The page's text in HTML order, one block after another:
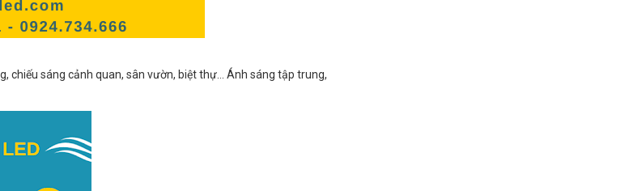
chiếu sáng cảnh quan, sân vườn, biệt thự… Ánh sáng tập trung,